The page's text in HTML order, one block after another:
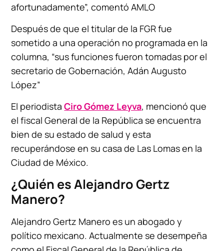
afortunadamente”, comentó AMLO
Después de que el titular de la FGR fue
sometido a una operación no programada en la
columna, “sus funciones fueron tomadas por el
secretario de Gobernación, Adán Augusto
López”
El periodistaCiro Gómez Leyva, mencionó que
el fiscal General de la República se encuentra
bien de su estado de salud y esta
recuperándose en su casa de Las Lomas en la
Ciudad de México.
¿Quién es Alejandro Gertz
Manero?
Alejandro Gertz Manero es un abogado y
político mexicano. Actualmente se desempeña